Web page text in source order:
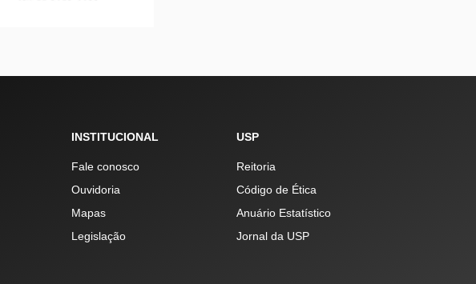
INSTITUCIONAL
Fale conosco
Ouvidoria
Mapas
Legislação
USP
Reitoria
Código de Ética
Anuário Estatístico
Jornal da USP